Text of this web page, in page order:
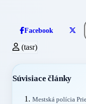
Facebook
(tasr)
Súvisiace články
Mestská polícia